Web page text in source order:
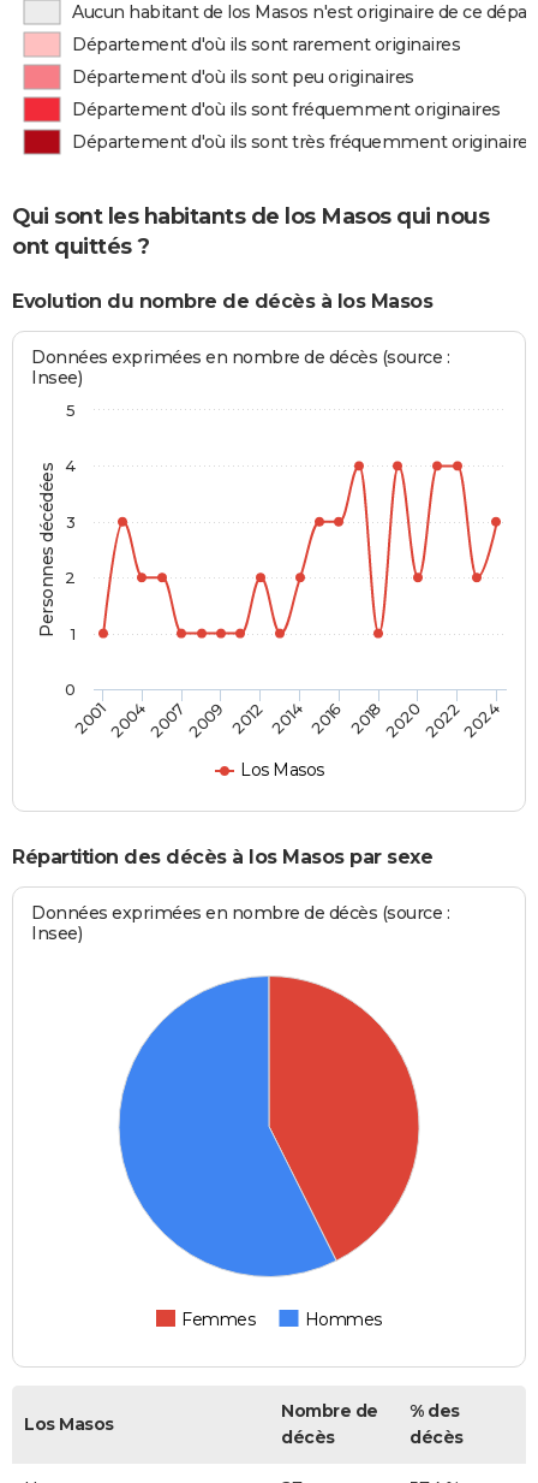
Aucun habitant de los Masos n'est originaire de ce
Département d'où ils sont rarement originaires
Département d'où ils sont peu originaires
Département d'où ils sont fréquemment originaires
Département d'où ils sont très fréquemment originaires
Qui sont les habitants de los Masos qui nous
ont quittés ?
Evolution du nombre de décès à los Masos
Personnes décédées
Données exprimées en nombre de décès (source :
Insee)
Los Masos
2001200420072009 2012 2014 2016 2018202020222024
0
1
2
3
4
5
Répartition des décès à los Masos par sexe
Données exprimées en nombre de décès (source :
Insee)
Femmes Hommes
Los Masos
Nombre de
décès
% des
décès